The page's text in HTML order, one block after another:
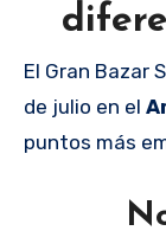
El Gran Bazar
de julio en el
puntos más